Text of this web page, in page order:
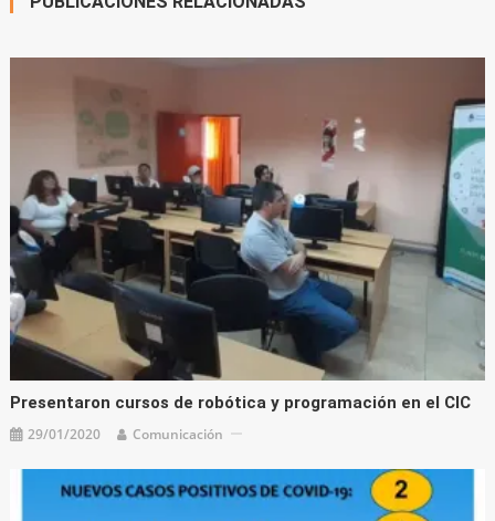
Presentaron cursos de robótica y programación en el CIC
29/01/2020 Comunicación